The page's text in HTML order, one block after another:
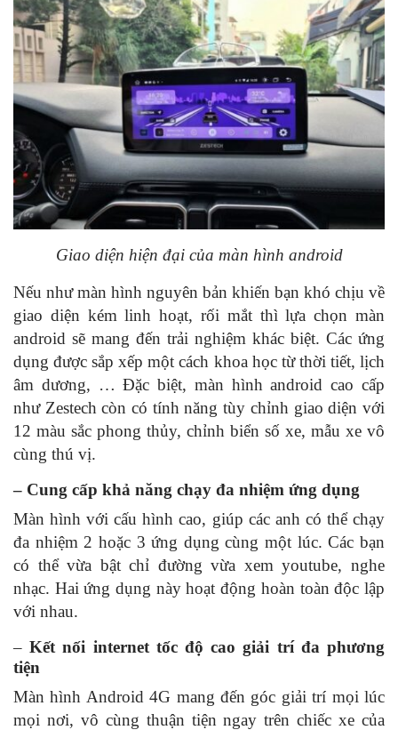
Giao diện hiện đại của màn hình android
Nếu như màn hình nguyên bản khiến bạn khó chịu về
giao diện kém linh hoạt, rối mắt thì lựa chọn màn
android sẽ mang đến trải nghiệm khác biệt. Các ứng
dụng được sắp xếp một cách khoa học từ thời tiết, lịch
âm dương, … Đặc biệt, màn hình android cao cấp
như Zestech còn có tính năng tùy chỉnh giao diện với
12 màu sắc phong thủy, chỉnh biển số xe, mẫu xe vô
cùng thú vị.
– Cung cấp khả năng chạy đa nhiệm ứng dụng
Màn hình với cấu hình cao, giúp các anh có thể chạy
đa nhiệm 2 hoặc 3 ứng dụng cùng một lúc. Các bạn
có thể vừa bật chỉ đường vừa xem youtube, nghe
nhạc. Hai ứng dụng này hoạt động hoàn toàn độc lập
với nhau.
–Kết nối internet tốc độ cao giải trí đa phương
tiện
Màn hình Android 4G mang đến góc giải trí mọi lúc
mọi nơi, vô cùng thuận tiện ngay trên chiếc xe của